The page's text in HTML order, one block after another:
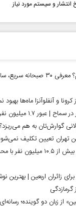
انتشار و سیستم مورد نیاز
صبحانه چی درست کنم؟ معرفی
و آنفلوآنزا ماه‌ها بهبود
گوارش‌تان به هم می‌ریزد؟
تهران تعیین تکلیف
آمار معلولیت در ایران | بیش از
زائران اربعین |
از زبان دو گوینده؛